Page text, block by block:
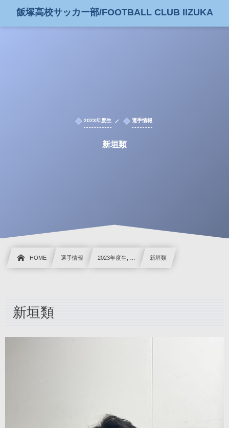
飯塚高校サッカー部/FOOTBALL CLUB IIZUKA
2023年度生 選手情報
新垣類
HOME 選手情報 2023年度生, … 新垣類
新垣類